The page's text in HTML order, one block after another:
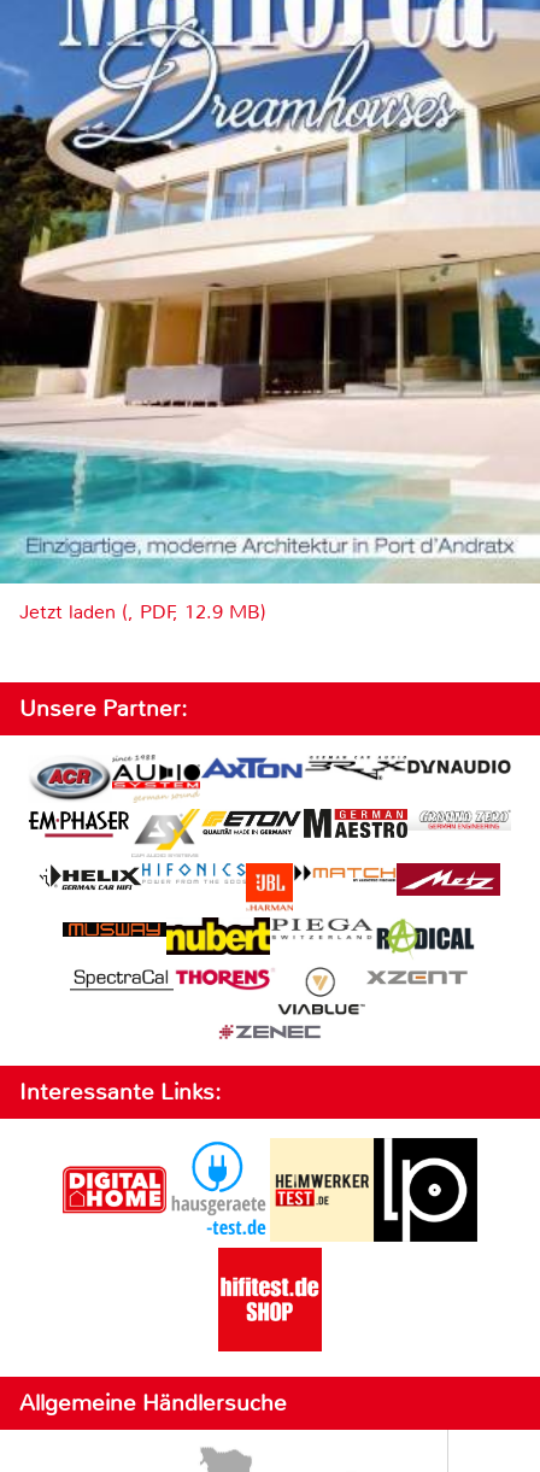
Jetzt laden (, PDF, 12.9 MB)
Unsere Partner:
Interessante Links:
Allgemeine Händlersuche